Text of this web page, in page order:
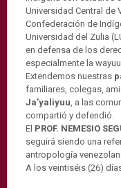
Universidad Central de
Confederación de
Universidad del Zulia
en defensa de los
especialmente la
Extendemos nuestras
familiares, colegas,
Ja’yaliyuu, a las
compartió y defendió.
El PROF. NEMESIO
seguirá siendo una
antropología
A los veintiséis (26)